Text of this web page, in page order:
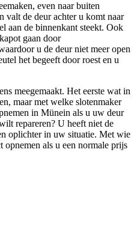
even naar buiten
valt de deur achter u komt naar
aan de binnenkant steekt. Ook
gaan door
u de deur niet meer open
het begeeft door roest en u
meegemaakt. Het eerste wat in
maar met welke slotenmaker
in Münein als u uw deur
repareren? U heeft niet de
oplichter in uw situatie. Met wie
als u een normale prijs